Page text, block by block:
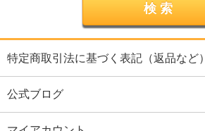
特定商取引法に基づく表記（返品など）
公式ブログ